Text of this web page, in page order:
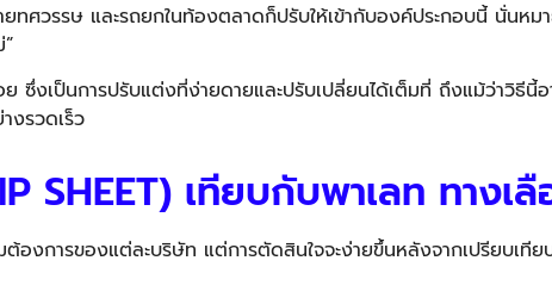
ทศวรรษ และรถยกในท้องตลาดก็ปรับให้เข้ากับองค์ประกอบนี้ นั่นห
ซึ่งเป็นการปรับแต่งที่ง่ายดายและปรับเปลี่ยนได้เต็มที่ ถึงแม้ว่าวิธีนี้
งรวดเร็ว
SHEET) เทียบกับพาเลท ทางเ
องการของแต่ละบริษัท แต่การตัดสินใจจะง่ายขึ้นหลังจากเปรียบเที